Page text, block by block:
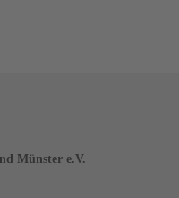
Münster e.V.